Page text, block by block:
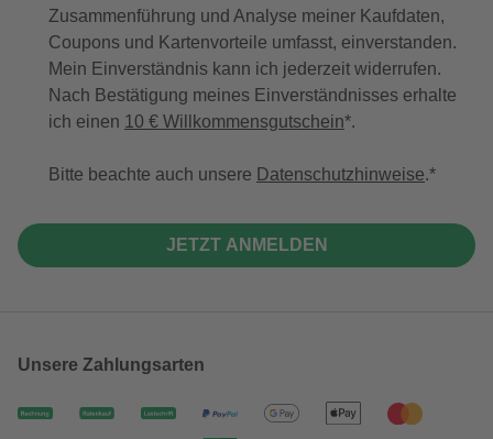
Zusammenführung und Analyse meiner Kaufdaten,
Coupons und Kartenvorteile umfasst, einverstanden.
Mein Einverständnis kann ich jederzeit widerrufen.
Nach Bestätigung meines Einverständnisses erhalte
ich einen 10 € Willkommensgutschein*.
Bitte beachte auch unsere Datenschutzhinweise.
JETZT ANMELDEN
Unsere Zahlungsarten